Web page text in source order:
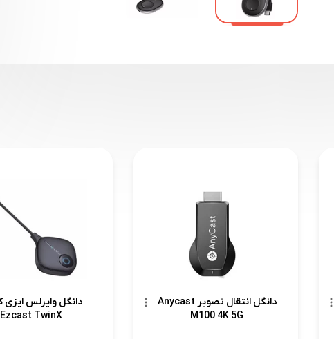
دانگل انتقال تصویر Anycast
M100 4K 5G
دانگل وایرلس
Ezcast TwinX